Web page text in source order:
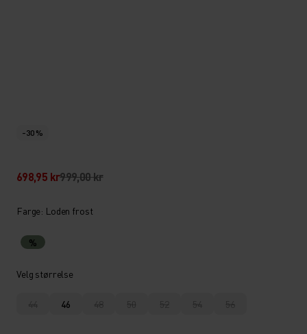
-30 %
698,95 kr999,00 kr
Farge: Loden frost
%
Velg størrelse
44 46 48 50 52 54 56